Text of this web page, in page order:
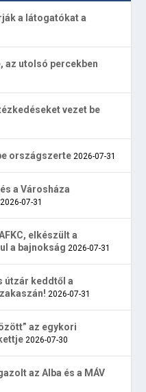
a látogatókat a
az utolsó percekben
vezet be
országszerte 2026-07-31
a Városháza
2026-07-31
elkészült a
a bajnokság 2026-07-31
útzár keddtől a
2026-07-31
az egykori
2026-07-30
az Alba és a MÁV